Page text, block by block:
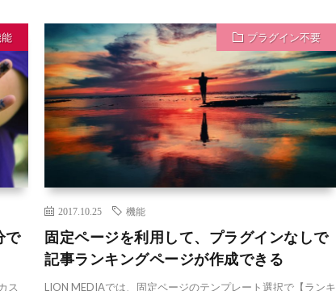
で
ス
プラグイン不要
2017.10.25 機能
固定ページを利用して、プラグインなしで
記事ランキングページが作成できる
LION MEDIAでは、固定ページのテンプレート選択で【ランキ